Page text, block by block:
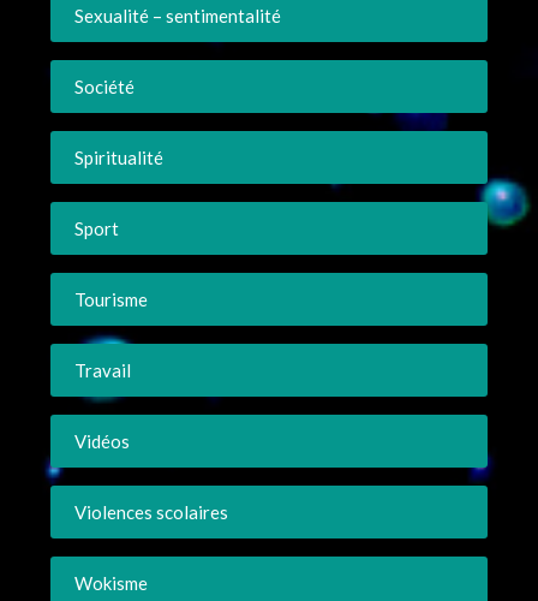
Sexualité – sentimentalité
Société
Spiritualité
Sport
Tourisme
Travail
Vidéos
Violences scolaires
Wokisme